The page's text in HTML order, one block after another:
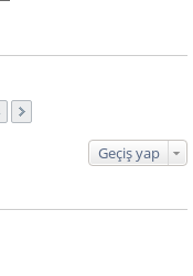
Geçiş yap